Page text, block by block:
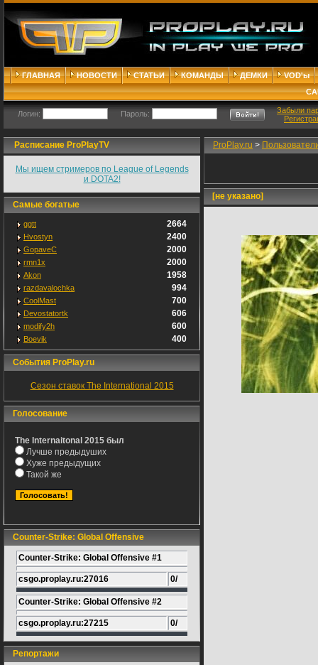
ГЛАВНАЯ НОВОСТИ СТАТЬИ КОМАНДЫ ДЕМКИ
VOD'ы
Логин: Пароль:
Забыли
Расписание ProPlayTV
Мы ищем стримеров по League of Legends
и DOTA2!
Самые богатые
ggtt 2664
Hvostyn 2400
GopaveC 2000
rmn1x 2000
Akon 1958
razdavalochka 994
CoolMast 700
Devostatortk 606
modify2h 600
Boevik 400
События ProPlay.ru
Сезон ставок The International 2015
Голосование
The Internaitonal 2015 был
Лучше предыдуших
Хуже предыдущих
Такой же
Counter-Strike: Global Offensive
Counter-Strike: Global Offensive #1
csgo.proplay.ru:27016 0/
Counter-Strike: Global Offensive #2
csgo.proplay.ru:27215 0/
Репортажи
ProPlay.ru >
[не указано]